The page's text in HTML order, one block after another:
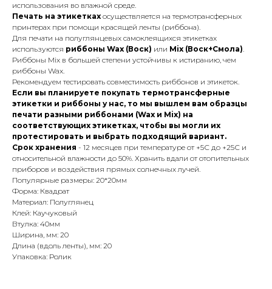
использования во влажной среде.
Печать на этикеткахосуществляется на термотрансферных
принтерах при помощи красящей ленты (риббона).
Для печати на полуглянцевых самоклеящихся этикетках
используются риббоны Wax (Воск) или Mix (Воск+Смола).
Риббоны Mix в большей степени устойчивы к истиранию, чем
риббоны Wax.
Рекомендуем тестировать совместимость риббонов и этикеток.
Если вы планируете покупать термотрансферные
этикетки и риббоны у нас, то мы вышлем вам образцы
печати разными риббонами (Wax и Mix) на
соответствующих этикетках, чтобы вы могли их
протестировать и выбрать подходящий вариант.
Срок хранения - 12 месяцев при температуре от +5С до +25С и
относительной влажности до 50%. Хранить вдали от отопительных
приборов и воздействия прямых солнечных лучей.
Популярные размеры: 20*20мм
Форма: Квадрат
Материал: Полуглянец
Клей: Каучуковый
Втулка: 40мм
Ширина, мм: 20
Длина (вдоль ленты), мм: 20
Упаковка: Ролик